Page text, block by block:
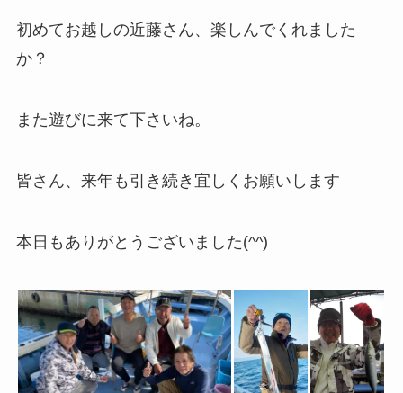
初めてお越しの近藤さん、楽しんでくれました
か？
また遊びに来て下さいね。
皆さん、来年も引き続き宜しくお願いします
本日もありがとうございました(^^)